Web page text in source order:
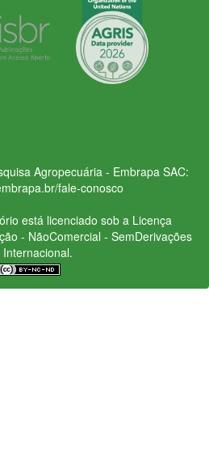
Agropecuária - Embrapa SAC:
fale-conosco
está licenciado sob a Licença
- NãoComercial - SemDerivações
Internacional.